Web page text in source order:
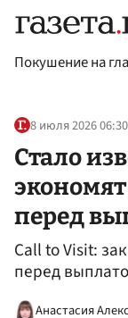
Покушение на
8 июля 2026 06:30
Стало
перед
Call to Visit:
перед
Анастасия